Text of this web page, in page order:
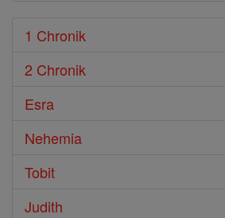
1 Chronik
2 Chronik
Esra
Nehemia
Tobit
Judith